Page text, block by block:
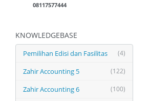
08117577444
KNOWLEDGEBASE
(4)
Pemilihan Edisi dan Fasilitas
(122)
Zahir Accounting 5
(100)
Zahir Accounting 6